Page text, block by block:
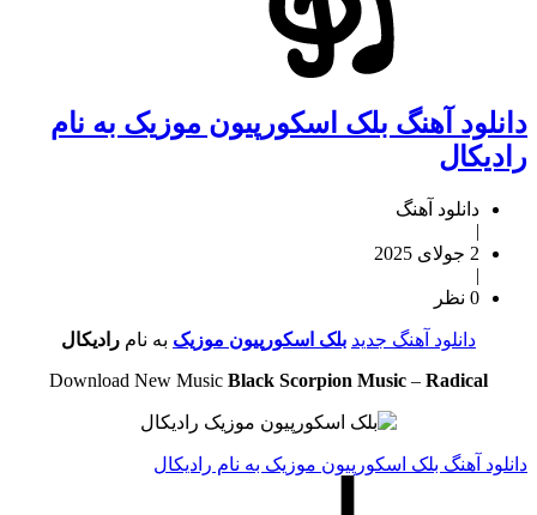
دانلود آهنگ بلک اسکورپیون موزیک به نام
رادیکال
دانلود آهنگ
|
2 جولای 2025
|
0 نظر
دانلود آهنگ جدید بلک اسکورپیون موزیک به نام رادیکال
Download New Music Black Scorpion Music – Radical
دانلود آهنگ بلک اسکورپیون موزیک به نام رادیکال